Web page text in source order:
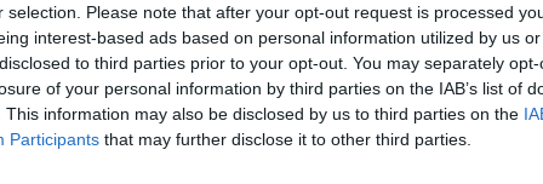
selection. Please note that after your opt-out request is processed
interest-based ads based on personal information utilized by us
to third parties prior to your opt-out. You may separately
of your personal information by third parties on the IAB’s list of
This information may also be disclosed by us to third parties on the
Participants that may further disclose it to other third parties.
2008, 23:30
pectam atkal leja!!!